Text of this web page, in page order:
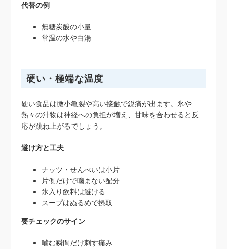
代替の例
無糖炭酸の小量
常温の水や白湯
硬い・極端な温度
硬い食品は微小亀裂や高い接触で鋭痛が出ます。氷や
熱々の汁物は神経への負担が増え、甘味を合わせると反
応が跳ね上がるでしょう。
避け方と工夫
ナッツ・せんべいは小片
片側だけで噛まない配分
氷入り飲料は避ける
スープはぬるめで摂取
要チェックのサイン
噛む瞬間だけ刺す痛み